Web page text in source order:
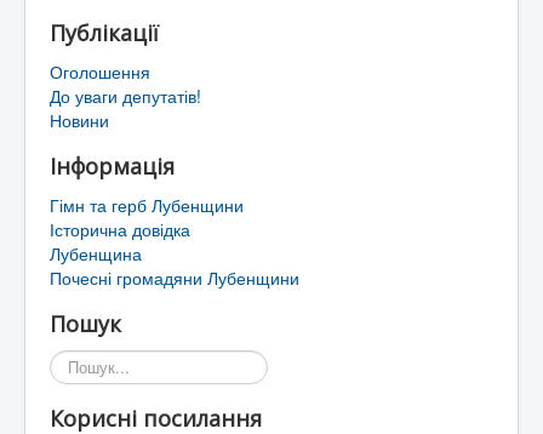
Публікації
Оголошення
До уваги депутатів!
Новини
Інформація
Гімн та герб Лубенщини
Історична довідка
Лубенщина
Почесні громадяни Лубенщини
Пошук
Пошук...
Корисні посилання